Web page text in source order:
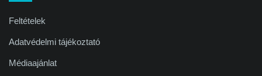
Feltételek
Adatvédelmi tájékoztató
Médiaajánlat